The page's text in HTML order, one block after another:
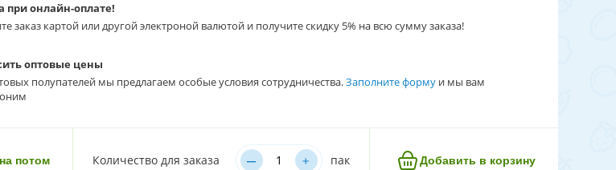
при онлайн-оплате!
заказ картой или другой электроной валютой и получите скидку 5% на всю сумму заказа!
оптовые цены
полупателей мы предлагаем особые условия сотрудничества.Заполните форму и мы вам
потом Количество для заказа – ﹢ пак Добавить в корзину